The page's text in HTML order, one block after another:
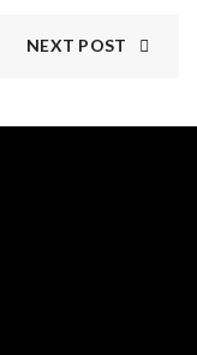
NEXT POST